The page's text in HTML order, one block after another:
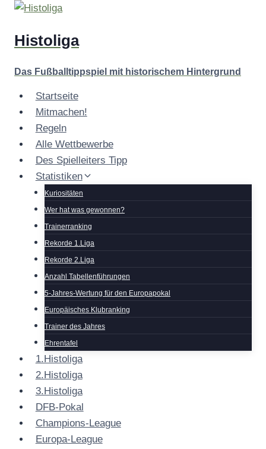
Zum
springen
Histoliga
Das Fußballtippspiel mit historischem Hintergrund
Startseite
Mitmachen!
Regeln
Alle Wettbewerbe
Des Spielleiters Tipp
Statistiken
Kuriositäten
Wer hat was gewonnen?
Trainerranking
Rekorde 1.Liga
Rekorde 2.Liga
Anzahl Tabellenführungen
5-Jahres-Wertung für den Europapokal
Europäisches Klubranking
Trainer des Jahres
Ehrentafel
1.Histoliga
2.Histoliga
3.Histoliga
DFB-Pokal
Champions-League
Europa-League